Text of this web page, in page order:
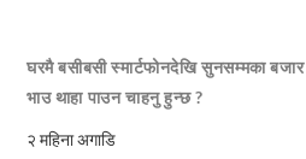
घरमै बसीबसी स्मार्टफोनदेखि सुनसम्मका बजार
भाउ थाहा पाउन चाहनु हुन्छ ?
२ महिना अगाडि